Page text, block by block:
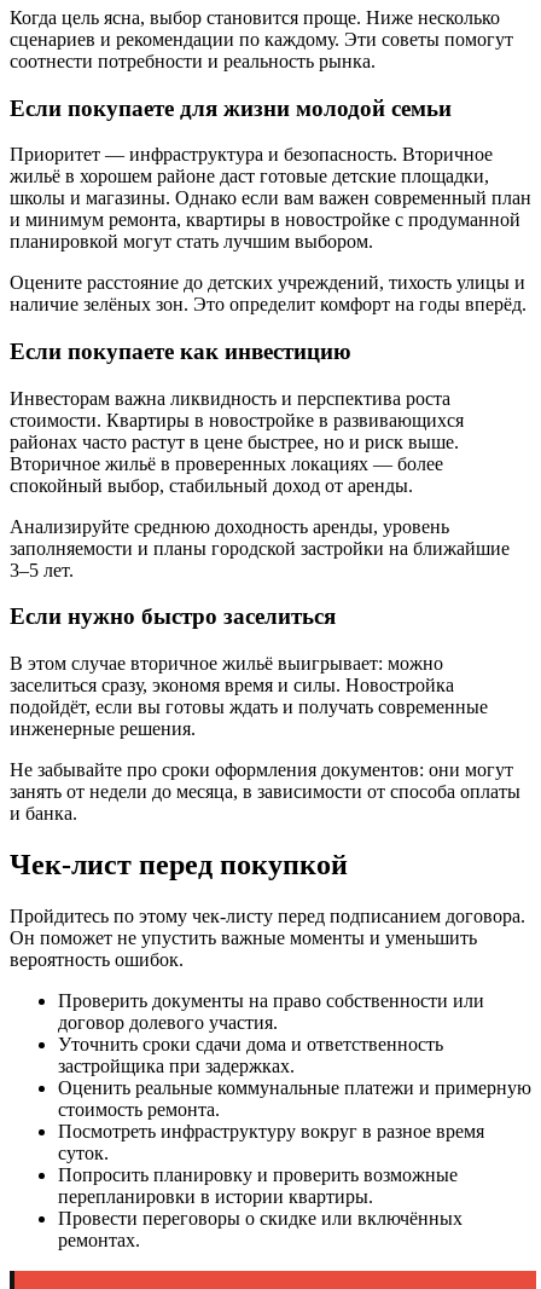
Когда цель ясна, выбор становится проще. Ниже несколько
сценариев и рекомендации по каждому. Эти советы помогут
соотнести потребности и реальность рынка.
Если покупаете для жизни молодой семьи
Приоритет — инфраструктура и безопасность. Вторичное
жильё в хорошем районе даст готовые детские площадки,
школы и магазины. Однако если вам важен современный план
и минимум ремонта, квартиры в новостройке с продуманной
планировкой могут стать лучшим выбором.
Оцените расстояние до детских учреждений, тихость улицы и
наличие зелёных зон. Это определит комфорт на годы вперёд.
Если покупаете как инвестицию
Инвесторам важна ликвидность и перспектива роста
стоимости. Квартиры в новостройке в развивающихся
районах часто растут в цене быстрее, но и риск выше.
Вторичное жильё в проверенных локациях — более
спокойный выбор, стабильный доход от аренды.
Анализируйте среднюю доходность аренды, уровень
заполняемости и планы городской застройки на ближайшие
3–5 лет.
Если нужно быстро заселиться
В этом случае вторичное жильё выигрывает: можно
заселиться сразу, экономя время и силы. Новостройка
подойдёт, если вы готовы ждать и получать современные
инженерные решения.
Не забывайте про сроки оформления документов: они могут
занять от недели до месяца, в зависимости от способа оплаты
и банка.
Чек-лист перед покупкой
Пройдитесь по этому чек-листу перед подписанием договора.
Он поможет не упустить важные моменты и уменьшить
вероятность ошибок.
Проверить документы на право собственности или
договор долевого участия.
Уточнить сроки сдачи дома и ответственность
застройщика при задержках.
Оценить реальные коммунальные платежи и примерную
стоимость ремонта.
Посмотреть инфраструктуру вокруг в разное время
суток.
Попросить планировку и проверить возможные
перепланировки в истории квартиры.
Провести переговоры о скидке или включённых
ремонтах.